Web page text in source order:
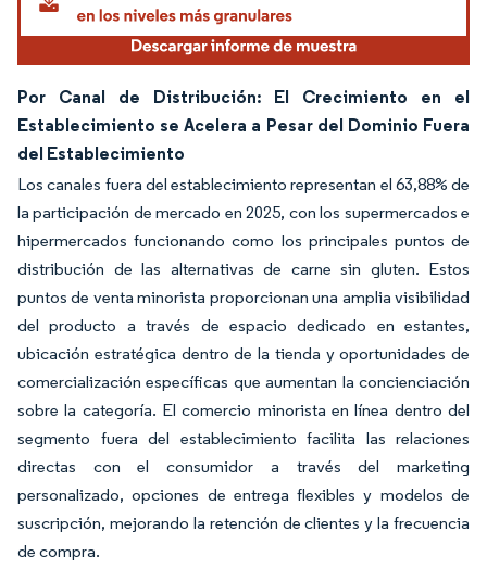
Por Canal de Distribución: El Crecimiento en el
Establecimiento se Acelera a Pesar del Dominio Fuera
del Establecimiento
Los canales fuera del establecimiento representan el 63,88% de
la participación de mercado en 2025, con los supermercados e
hipermercados funcionando como los principales puntos de
distribución de las alternativas de carne sin gluten. Estos
puntos de venta minorista proporcionan una amplia visibilidad
del producto a través de espacio dedicado en estantes,
ubicación estratégica dentro de la tienda y oportunidades de
comercialización específicas que aumentan la concienciación
sobre la categoría. El comercio minorista en línea dentro del
segmento fuera del establecimiento facilita las relaciones
directas con el consumidor a través del marketing
personalizado, opciones de entrega flexibles y modelos de
suscripción, mejorando la retención de clientes y la frecuencia
de compra.